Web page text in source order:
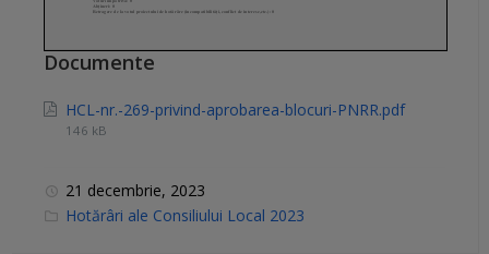
Documente
HCL-nr.-269-privind-aprobarea-blocuri-PNRR.pdf
146 kB
21 decembrie, 2023
C
Hotărâri ale Consiliului Local 2023